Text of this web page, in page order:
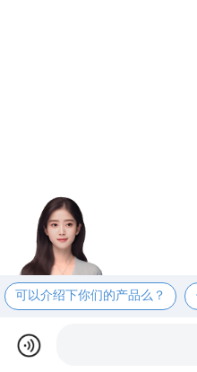
可以介绍下你们的产品么？